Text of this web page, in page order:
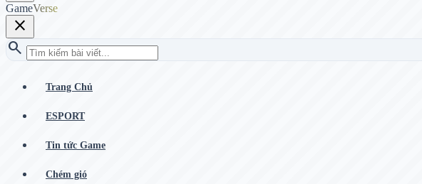
GameVerse
close
search
Trang Chủ
ESPORT
Tin tức Game
Chém gió